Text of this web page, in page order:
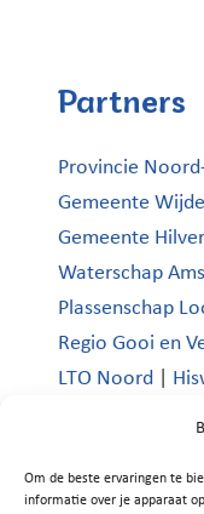
Om de beste ervaringen te
informatie over je apparaat
Partners
Provincie
Gemeente
Gemeente
Waterschap
Plassenschap
Regio Gooi en
LTO Noord
Platform